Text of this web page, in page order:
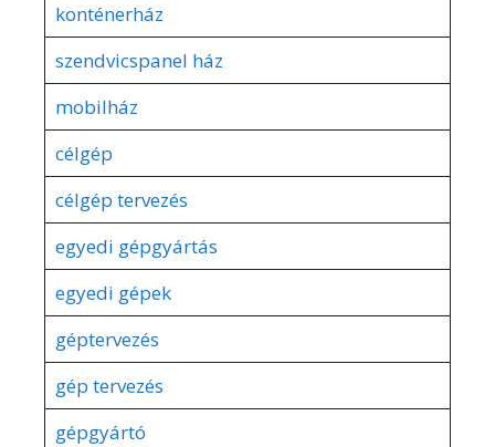
konténerház
szendvicspanel ház
mobilház
célgép
célgép tervezés
egyedi gépgyártás
egyedi gépek
géptervezés
gép tervezés
gépgyártó